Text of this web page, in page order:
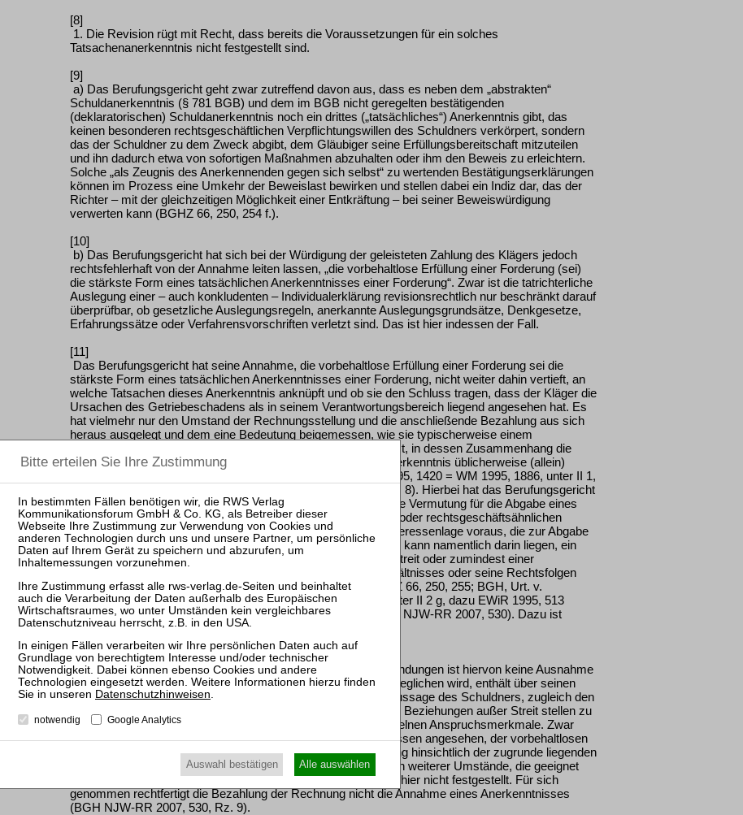
[8]
1. Die Revision rügt mit Recht, dass bereits die Voraussetzungen für ein solches
Tatsachenanerkenntnis nicht festgestellt sind.
[9]
a) Das Berufungsgericht geht zwar zutreffend davon aus, dass es neben dem „abstrakten“
Schuldanerkenntnis (§ 781 BGB) und dem im BGB nicht geregelten bestätigenden
(deklaratorischen) Schuldanerkenntnis noch ein drittes („tatsächliches“) Anerkenntnis gibt, das
keinen besonderen rechtsgeschäftlichen Verpflichtungswillen des Schuldners verkörpert, sondern
das der Schuldner zu dem Zweck abgibt, dem Gläubiger seine Erfüllungsbereitschaft mitzuteilen
und ihn dadurch etwa von sofortigen Maßnahmen abzuhalten oder ihm den Beweis zu erleichtern.
Solche „als Zeugnis des Anerkennenden gegen sich selbst“ zu wertenden Bestätigungserklärungen
können im Prozess eine Umkehr der Beweislast bewirken und stellen dabei ein Indiz dar, das der
Richter – mit der gleichzeitigen Möglichkeit einer Entkräftung – bei seiner Beweiswürdigung
verwerten kann (BGHZ 66, 250, 254 f.).
[10]
b) Das Berufungsgericht hat sich bei der Würdigung der geleisteten Zahlung des Klägers jedoch
rechtsfehlerhaft von der Annahme leiten lassen, „die vorbehaltlose Erfüllung einer Forderung (sei)
die stärkste Form eines tatsächlichen Anerkenntnisses einer Forderung“. Zwar ist die tatrichterliche
Auslegung einer – auch konkludenten – Individualerklärung revisionsrechtlich nur beschränkt darauf
überprüfbar, ob gesetzliche Auslegungsregeln, anerkannte Auslegungsgrundsätze, Denkgesetze,
Erfahrungssätze oder Verfahrensvorschriften verletzt sind. Das ist hier indessen der Fall.
[11]
Das Berufungsgericht hat seine Annahme, die vorbehaltlose Erfüllung einer Forderung sei die
stärkste Form eines tatsächlichen Anerkenntnisses einer Forderung, nicht weiter dahin vertieft, an
welche Tatsachen dieses Anerkenntnis anknüpft und ob sie den Schluss tragen, dass der Kläger die
Ursachen des Getriebeschadens als in seinem Verantwortungsbereich liegend angesehen hat. Es
hat vielmehr nur den Umstand der Rechnungsstellung und die anschließende Bezahlung aus sich
heraus ausgelegt und dem eine Bedeutung beigemessen, wie sie typischerweise einem
bestätigenden (deklaratorischen) Schuldanerkenntnis zukommt, in dessen Zusammenhang die
Bewertung der vorbehaltlosen Zahlung einer Rechnung als Anerkenntnis üblicherweise (allein)
erörtert wird (vgl. BGH, Urt. v. 11.7.1995 – X ZR 42/93, ZIP 1995, 1420 = WM 1995, 1886, unter II 1,
dazu EWiR 1996, 59 (Medicus); BGH NJW-RR 2007, 530, Rz. 8). Hierbei hat das Berufungsgericht
übersehen, dass es ohne Feststellung näherer Umstände keine Vermutung für die Abgabe eines
Anerkenntnisses gibt. Die Wertung einer rechtsgeschäftlichen oder rechtsgeschäftsähnlichen
Erklärung als Anerkenntnis setzt vielmehr in der Regel eine Interessenlage voraus, die zur Abgabe
eines Anerkenntnisses Anlass gibt. Eine solche Interessenlage kann namentlich darin liegen, ein
zwischen den Parteien bestehendes Schuldverhältnis einem Streit oder zumindest einer
(subjektiven) Ungewissheit über den Bestand des Rechtsverhältnisses oder seine Rechtsfolgen
insgesamt oder in einzelnen Beziehungen zu entziehen (BGHZ 66, 250, 255; BGH, Urt. v.
1.12.1994 – VII ZR 215/93, ZIP 1995, 288 = WM 1995, 402, unter II 2 g, dazu EWiR 1995, 513
(Briesemeister); BGH ZIP 1995, 1420 = WM 1995, 1886; BGH NJW-RR 2007, 530). Dazu ist
indessen nichts festgestellt.
[12]
Für die Bezahlung einer Rechnung ohne Erhebung von Einwendungen ist hiervon keine Ausnahme
zu machen. Der Umstand, dass eine Rechnung vorbehaltlos beglichen wird, enthält über seinen
Charakter als Erfüllungshandlung (§ 363 BGB) hinaus keine Aussage des Schuldners, zugleich den
Bestand der erfüllten Forderungen insgesamt oder in einzelnen Beziehungen außer Streit stellen zu
wollen. Das gilt auch für die tatsächlichen Grundlagen der einzelnen Anspruchsmerkmale. Zwar
wird es in der Rechtsprechung des BGH nicht als ausgeschlossen angesehen, der vorbehaltlosen
Begleichung einer Rechnung zugleich eine Anerkenntniswirkung hinsichtlich der zugrunde liegenden
Forderung beizumessen. Dies erfordert aber stets ein Vorliegen weiterer Umstände, die geeignet
sind, eine derartige Wertung zu tragen. Solche Umstände sind hier nicht festgestellt. Für sich
genommen rechtfertigt die Bezahlung der Rechnung nicht die Annahme eines Anerkenntnisses
(BGH NJW-RR 2007, 530, Rz. 9).
Datenschutzhinweisen.
notwendig Google Analytics
Auswahl bestätigen Alle auswählen